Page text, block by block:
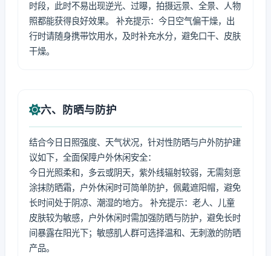
时段，此时不易出现逆光、过曝，拍摄远景、全景、人物
照都能获得良好效果。 补充提示：今日空气偏干燥，出
行时请随身携带饮用水，及时补充水分，避免口干、皮肤
干燥。
六、防晒与防护
结合今日日照强度、天气状况，针对性防晒与户外防护建
议如下，全面保障户外休闲安全：
今日光照柔和，多云或阴天，紫外线辐射较弱，无需刻意
涂抹防晒霜，户外休闲时可简单防护，佩戴遮阳帽，避免
长时间处于阴凉、潮湿的地方。 补充提示：老人、儿童
皮肤较为敏感，户外休闲时需加强防晒与防护，避免长时
间暴露在阳光下；敏感肌人群可选择温和、无刺激的防晒
产品。